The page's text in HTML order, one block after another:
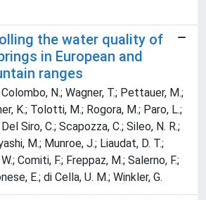
the water quality of
in European and
ranges
N.; Wagner, T.; Pettauer, M.;
K.; Tolotti, M.; Rogora, M.; Paro, L.;
Siro, C.; Scapozza, C.; Sileo, N. R.;
M.; Munroe, J.; Liaudat, D. T.;
Comiti, F.; Freppaz, M.; Salerno, F.;
E.; di Cella, U. M.; Winkler, G.